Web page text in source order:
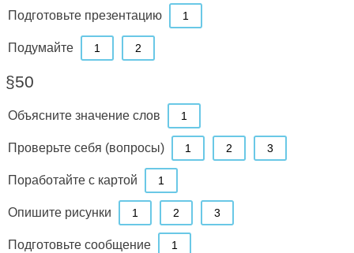
Подготовьте презентацию 1
Подумайте 1 2
§50
Объясните значение слов 1
Проверьте себя (вопросы) 1 2 3
Поработайте с картой 1
Опишите рисунки 1 2 3
Подготовьте сообщение 1